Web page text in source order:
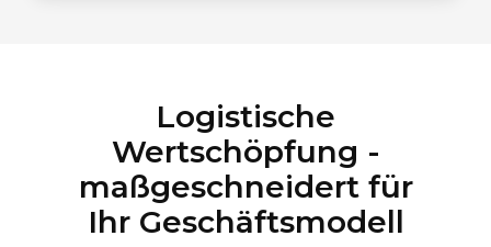
Logistische
Wertschöpfung -
maßgeschneidert für
Ihr Geschäftsmodell